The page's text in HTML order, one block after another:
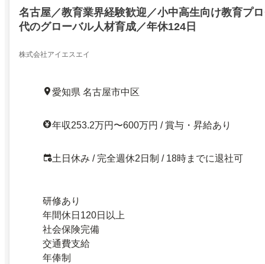
名古屋／教育業界経験歓迎／小中高生向け教育プ
代のグローバル人材育成／年休124日
株式会社アイエスエイ
愛知県 名古屋市中区
年収253.2万円〜600万円 / 賞与・昇給あり
土日休み / 完全週休2日制 / 18時までに退社可
研修あり
年間休日120日以上
社会保険完備
交通費支給
年俸制